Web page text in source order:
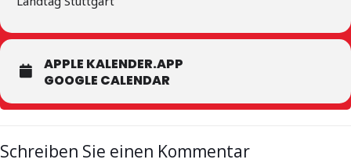
APPLE KALENDER.APP
GOOGLE CALENDAR
Schreiben Sie einen Kommentar